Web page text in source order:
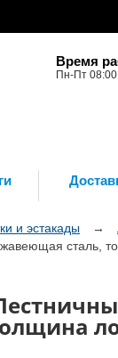
Время
Пн-Пт
и эстакады →
сталь,